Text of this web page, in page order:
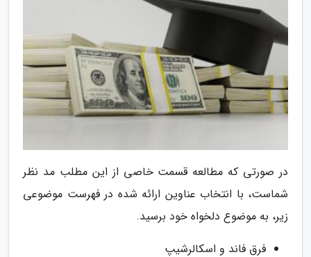
در صورتی که مطالعه قسمت خاصی از این مطلب مد نظر
شماست، با انتخاب عناوین ارائه شده در فهرست موضوعی
زیر، به موضوع دلخواه خود برسید.
فرق فاند و اسکالرشیپ